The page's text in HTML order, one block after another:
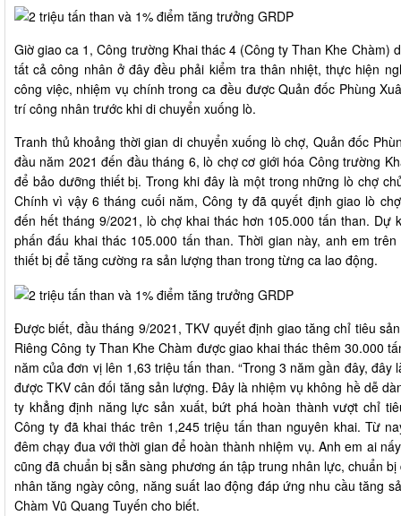
Giờ giao ca 1, Công trường Khai thác 4 (Công ty Than Khe Chàm)
tất cả công nhân ở đây đều phải kiểm tra thân nhiệt, thực hiện
công việc, nhiệm vụ chính trong ca đều được Quản đốc Phùng
trí công nhân trước khi di chuyển xuống lò.
Tranh thủ khoảng thời gian di chuyển xuống lò chợ, Quản đốc
đầu năm 2021 đến đầu tháng 6, lò chợ cơ giới hóa Công trường
để bảo dưỡng thiết bị. Trong khi đây là một trong những lò chợ
Chính vì vậy 6 tháng cuối năm, Công ty đã quyết định giao lò
đến hết tháng 9/2021, lò chợ khai thác hơn 105.000 tấn than. Dự
phấn đấu khai thác 105.000 tấn than. Thời gian này, anh em
thiết bị để tăng cường ra sản lượng than trong từng ca lao động.
Được biết, đầu tháng 9/2021, TKV quyết định giao tăng chỉ tiêu
Riêng Công ty Than Khe Chàm được giao khai thác thêm 30.000
năm của đơn vị lên 1,63 triệu tấn than. “Trong 3 năm gần đây,
được TKV cân đối tăng sản lượng. Đây là nhiệm vụ không hề dễ
ty khẳng định năng lực sản xuất, bứt phá hoàn thành vượt chỉ
Công ty đã khai thác trên 1,245 triệu tấn than nguyên khai. Từ
đêm chạy đua với thời gian để hoàn thành nhiệm vụ. Anh em ai
cũng đã chuẩn bị sẵn sàng phương án tập trung nhân lực, chuẩn
nhân tăng ngày công, năng suất lao động đáp ứng nhu cầu tăng
Chàm Vũ Quang Tuyến cho biết.